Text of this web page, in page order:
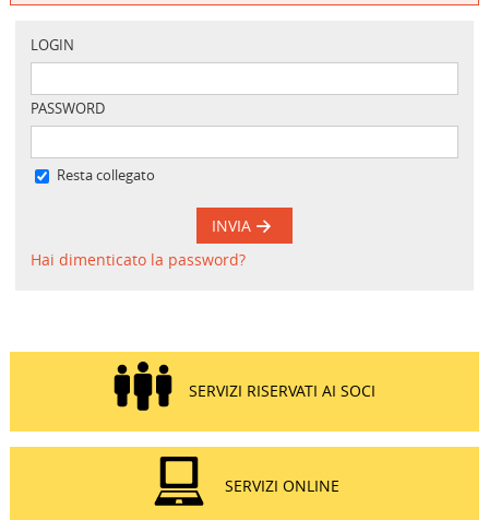
LOGIN
PASSWORD
Resta collegato
INVIA
Hai dimenticato la password?
SERVIZI RISERVATI AI SOCI
SERVIZI ONLINE